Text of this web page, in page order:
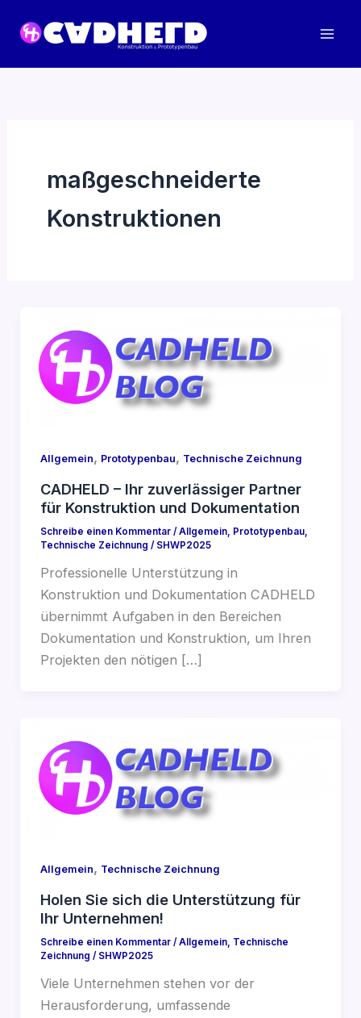
Inhalt
maßgeschneiderte
Konstruktionen
Allgemein, Prototypenbau, Technische Zeichnung
CADHELD – Ihr zuverlässiger Partner
für Konstruktion und Dokumentation
Schreibe einen Kommentar / Allgemein, Prototypenbau,
Technische Zeichnung / SHWP2025
Professionelle Unterstützung in
Konstruktion und Dokumentation CADHELD
übernimmt Aufgaben in den Bereichen
Dokumentation und Konstruktion, um Ihren
Projekten den nötigen […]
Allgemein, Technische Zeichnung
Holen Sie sich die Unterstützung für
Ihr Unternehmen!
Schreibe einen Kommentar / Allgemein, Technische
Zeichnung / SHWP2025
Viele Unternehmen stehen vor der
Herausforderung, umfassende